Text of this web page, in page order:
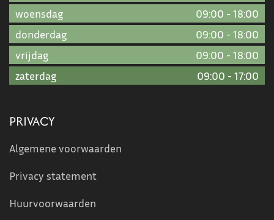
woensdag
09:00 - 18:00
donderdag
09:00 - 18:00
vrijdag
09:00 - 18:00
zaterdag
09:00 - 17:00
PRIVACY
Algemene voorwaarden
Privacy statement
Huurvoorwaarden